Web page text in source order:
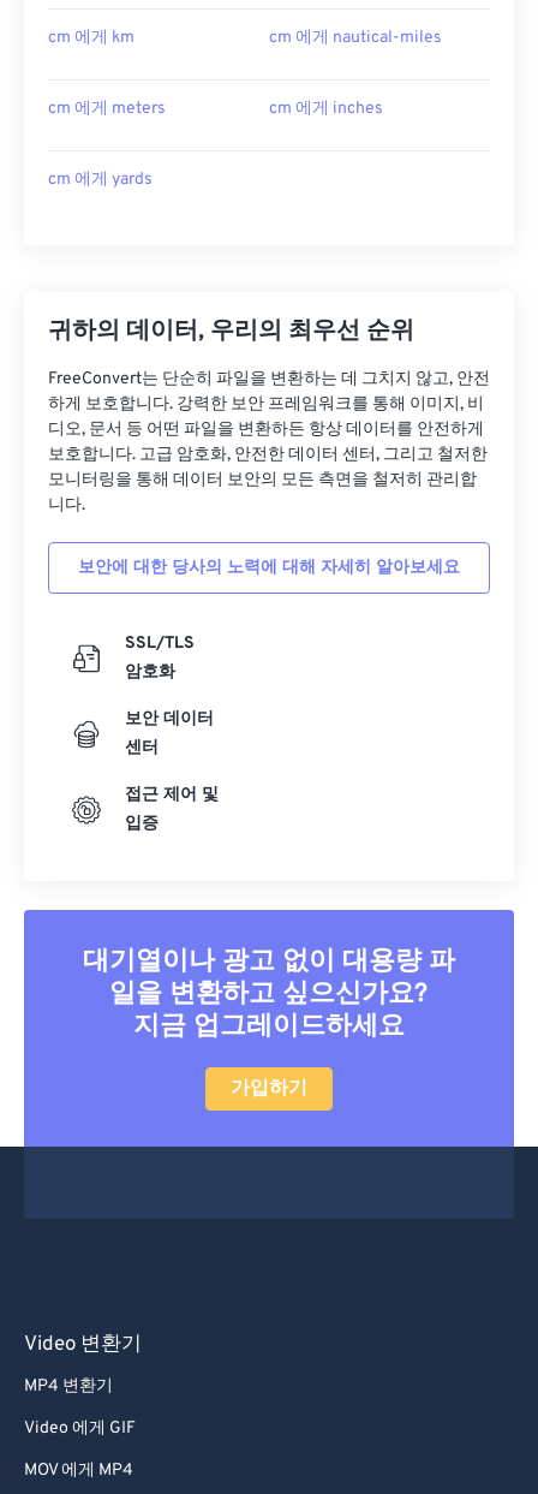
cm 에게 km cm 에게 nautical-miles
cm 에게 meters cm 에게 inches
cm 에게 yards
귀하의 데이터, 우리의 최우선 순위
FreeConvert는 단순히 파일을 변환하는 데 그치지 않고, 안전
하게 보호합니다. 강력한 보안 프레임워크를 통해 이미지, 비
디오, 문서 등 어떤 파일을 변환하든 항상 데이터를 안전하게
보호합니다. 고급 암호화, 안전한 데이터 센터, 그리고 철저한
모니터링을 통해 데이터 보안의 모든 측면을 철저히 관리합
니다.
보안에 대한 당사의 노력에 대해 자세히 알아보세요
SSL/TLS
암호화
보안 데이터
센터
접근 제어 및
입증
대기열이나 광고 없이 대용량 파
일을 변환하고 싶으신가요?
지금 업그레이드하세요
가입하기
Video 변환기
MP4 변환기
Video 에게 GIF
MOV 에게 MP4